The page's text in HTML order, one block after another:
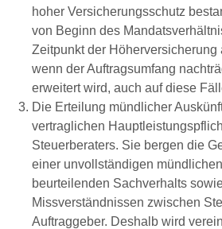
hoher Versicherungsschutz
von Beginn des
Zeitpunkt der Höherversicherung
wenn der Auftragsumfang
erweitert wird, auch auf diese
Die Erteilung mündlicher
vertraglichen
Steuerberaters. Sie bergen die
einer unvollständigen
beurteilenden Sachverhalts
Missverständnissen zwischen
Auftraggeber. Deshalb wird